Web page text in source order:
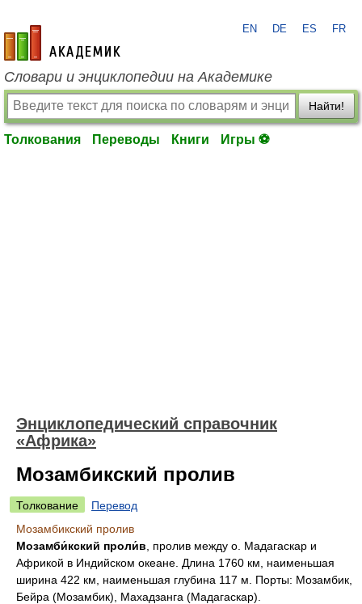
academic.ru
EN DE ES FR
Словари и энциклопедии на Академике
Найти!
Толкования Переводы Книги Игры ⚽
Энциклопедический справочник
«Африка»
Мозамбикский пролив
Толкование
Перевод
Мозамбикский пролив
Мозамби́кский проли́в , пролив между о. Мадагаскар и
Африкой в Индийском океане. Длина 1760 км, наименьшая
ширина 422 км, наименьшая глубина 117 м. Порты: Мозамбик,
Бейра (Мозамбик), Махадзанга (Мадагаскар).